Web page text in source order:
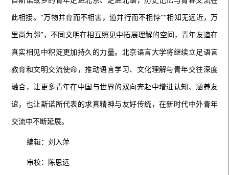
此相接。“万物并育而不相害，道并行而不相悖”“相知无远近，万
里尚为邻”，不同文明在相互照见中拓展理解的空间，青年友谊在
真实相见中积淀更加持久的力量。北京语言大学将继续立足语言
教育和文明交流使命，推动语言学习、文化理解与青年交往深度
融合，让更多青年在中国与世界的双向奔赴中增进认知、涵养友
谊，也让斯诺所代表的求真精神与友好传统，在新时代中外青年
交流中不断延展。
编辑：刘入萍
审校：陈思远